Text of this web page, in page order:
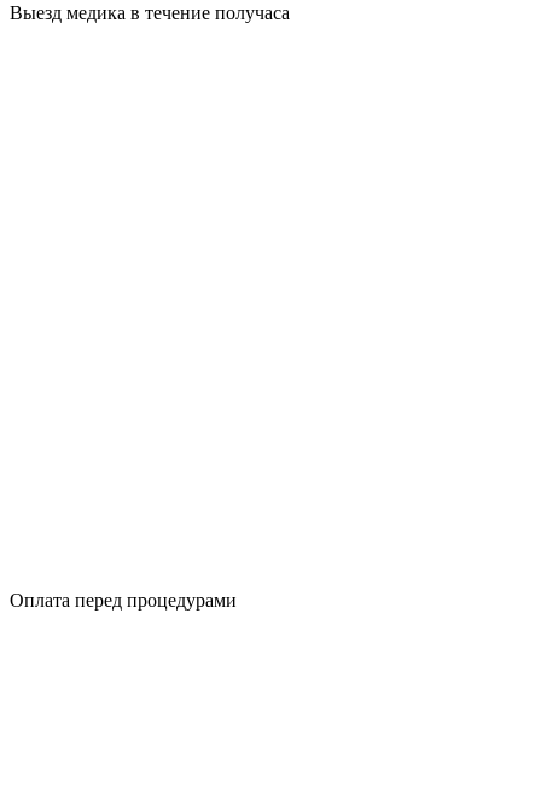
Выезд медика в течение получаса
Оплата перед процедурами